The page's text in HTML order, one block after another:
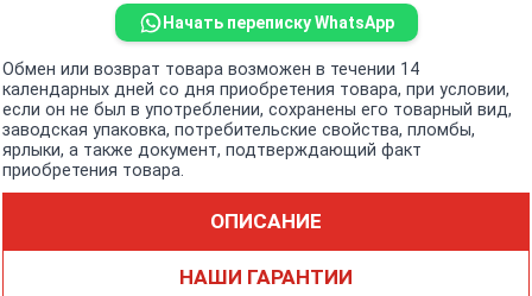
Начать переписку WhatsApp
Обмен или возврат товара возможен в течении 14
календарных дней со дня приобретения товара, при условии,
если он не был в употреблении, сохранены его товарный вид,
заводская упаковка, потребительские свойства, пломбы,
ярлыки, а также документ, подтверждающий факт
приобретения товара.
ОПИСАНИЕ
НАШИ ГАРАНТИИ